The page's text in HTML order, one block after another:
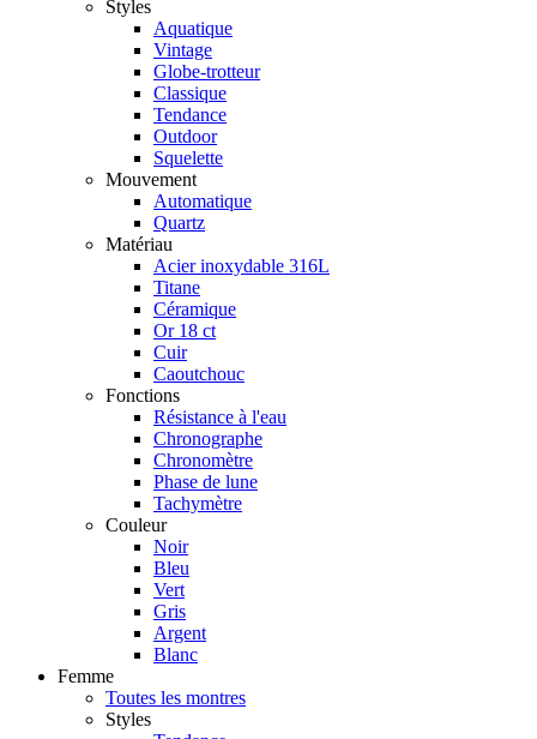
Styles
Aquatique
Vintage
Globe-trotteur
Classique
Tendance
Outdoor
Squelette
Mouvement
Automatique
Quartz
Matériau
Acier inoxydable 316L
Titane
Céramique
Or 18 ct
Cuir
Caoutchouc
Fonctions
Résistance à l'eau
Chronographe
Chronomètre
Phase de lune
Tachymètre
Couleur
Noir
Bleu
Vert
Gris
Argent
Blanc
Femme
Toutes les montres
Styles